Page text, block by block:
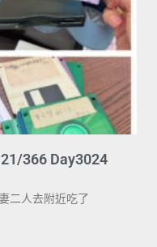
366 Day3024
二人去附近吃了